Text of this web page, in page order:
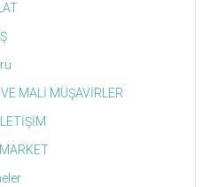
MALİ MÜŞAVİRLER